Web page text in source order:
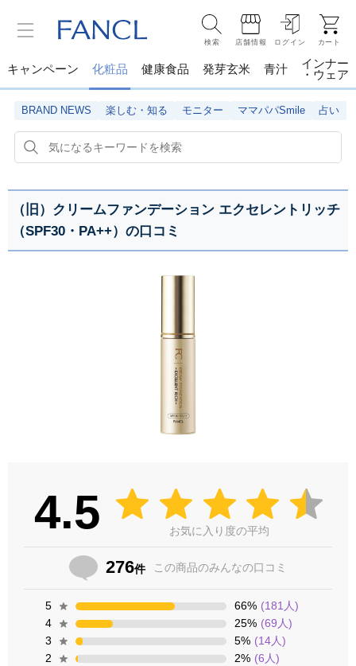
検索 店舗情報 ログイン カート
キャンペーン 化粧品 健康食品 発芽玄米 青汁
インナー
・ウェア
BRAND NEWS 楽しむ・知る モニター ママパパSmile 占い
（旧）クリームファンデーション エクセレントリッチ
（SPF30・PA++）の口コミ
4.5 お気に入り度の平均
276件 この商品のみんなの口コミ
5 66% (181人)
4
25% (69人)
3
5% (14人)
2
2% (6人)